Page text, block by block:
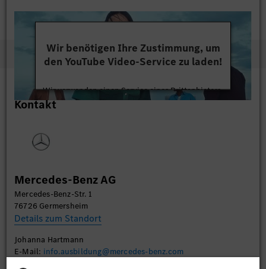
Wir benötigen Ihre Zustimmung, um
den YouTube Video-Service zu laden!
Wir verwenden einen Service eines Drittanbieters,
um Videoinhalte einzubetten. Dieser Service kann
Kontakt
Mercedes-Benz AG
Mercedes-Benz-Str. 1
76726 Germersheim
Details zum Standort
Johanna Hartmann
E-Mail: info.ausbildung@mercedes-benz.com